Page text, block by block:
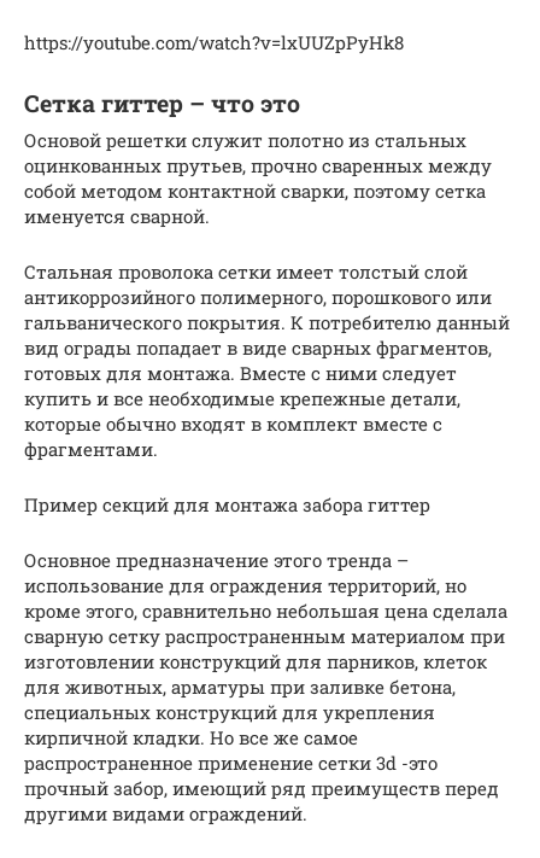
https://youtube.com/watch?v=lxUUZpPyHk8
Сетка гиттер – что это
Основой решетки служит полотно из стальных
оцинкованных прутьев, прочно сваренных между
собой методом контактной сварки, поэтому сетка
именуется сварной.
Стальная проволока сетки имеет толстый слой
антикоррозийного полимерного, порошкового или
гальванического покрытия. К потребителю данный
вид ограды попадает в виде сварных фрагментов,
готовых для монтажа. Вместе с ними следует
купить и все необходимые крепежные детали,
которые обычно входят в комплект вместе с
фрагментами.
Пример секций для монтажа забора гиттер
Основное предназначение этого тренда –
использование для ограждения территорий, но
кроме этого, сравнительно небольшая цена сделала
сварную сетку распространенным материалом при
изготовлении конструкций для парников, клеток
для животных, арматуры при заливке бетона,
специальных конструкций для укрепления
кирпичной кладки. Но все же самое
распространенное применение сетки 3d -это
прочный забор, имеющий ряд преимуществ перед
другими видами ограждений.